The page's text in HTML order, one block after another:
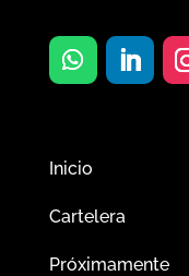
Inicio
Cartelera
Próximamente